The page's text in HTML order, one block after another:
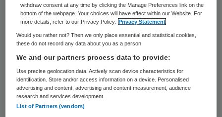
zorgverzekeraars minder zorg inkopen.
Daarnaast is er in de ggz een trend van
ambulantisering waardoor er minder
intramurale bedden nodig zijn.
De ontslagen vallen in zowel de
zorgverlening (64 fte) als in bij de
ondersteunende diensten (24 fte).
withdraw consent at any time by clicking the Manage Preferences link on the
bottom of the webpage. Your choices will have effect within our Website. For
more details, refer to our Privacy Policy.
Privacy Statement
Would you rather not? Then we only place essential and statistical cookies,
these do not record any data about you as a person
We and our partners process data to provide:
Use precise geolocation data. Actively scan device characteristics for
identification. Store and/or access information on a device. Personalised
advertising and content, advertising and content measurement, audience
research and services development.
List of Partners (vendors)